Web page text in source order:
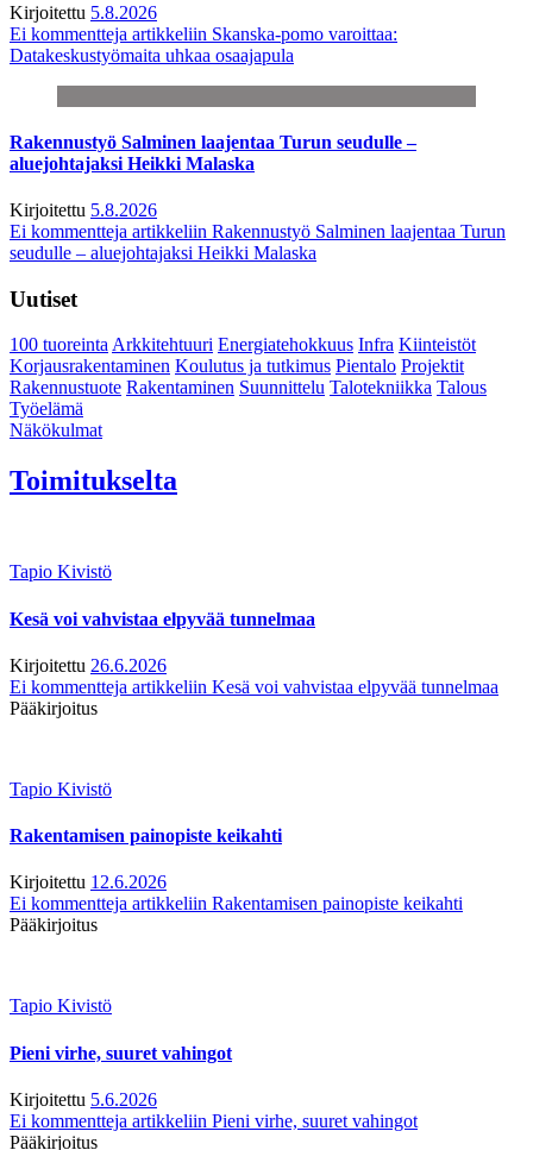
Kirjoitettu 5.8.2026
Ei kommentteja artikkeliin Skanska-pomo varoittaa:
Datakeskustyömaita uhkaa osaajapula
Rakennustyö Salminen laajentaa Turun seudulle –
aluejohtajaksi Heikki Malaska
Kirjoitettu 5.8.2026
Ei kommentteja artikkeliin Rakennustyö Salminen laajentaa Turun
seudulle – aluejohtajaksi Heikki Malaska
Uutiset
100 tuoreintaArkkitehtuuri Energiatehokkuus Infra Kiinteistöt
Korjausrakentaminen Koulutus ja tutkimus Pientalo Projektit
Rakennustuote Rakentaminen Suunnittelu Talotekniikka Talous
Työelämä
Näkökulmat
Toimitukselta
Tapio Kivistö
Kesä voi vahvistaa elpyvää tunnelmaa
Kirjoitettu 26.6.2026
Ei kommentteja artikkeliin Kesä voi vahvistaa elpyvää tunnelmaa
Pääkirjoitus
Tapio Kivistö
Rakentamisen painopiste keikahti
Kirjoitettu 12.6.2026
Ei kommentteja artikkeliin Rakentamisen painopiste keikahti
Pääkirjoitus
Tapio Kivistö
Pieni virhe, suuret vahingot
Kirjoitettu 5.6.2026
Ei kommentteja artikkeliin Pieni virhe, suuret vahingot
Pääkirjoitus